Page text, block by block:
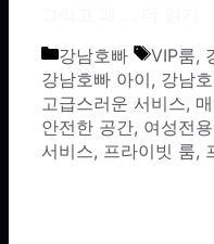
카테고리
강남호빠 태그
VIP룸,
강남호빠 아이, 강남
고급스러운 서비스,
안전한 공간, 여성전
서비스, 프라이빗 룸,